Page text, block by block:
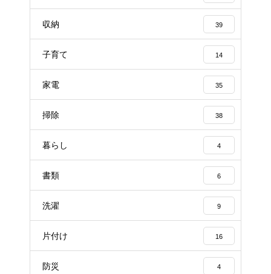
収納 39
子育て 14
家電 35
掃除 38
暮らし 4
書類 6
洗濯 9
片付け 16
防災 4